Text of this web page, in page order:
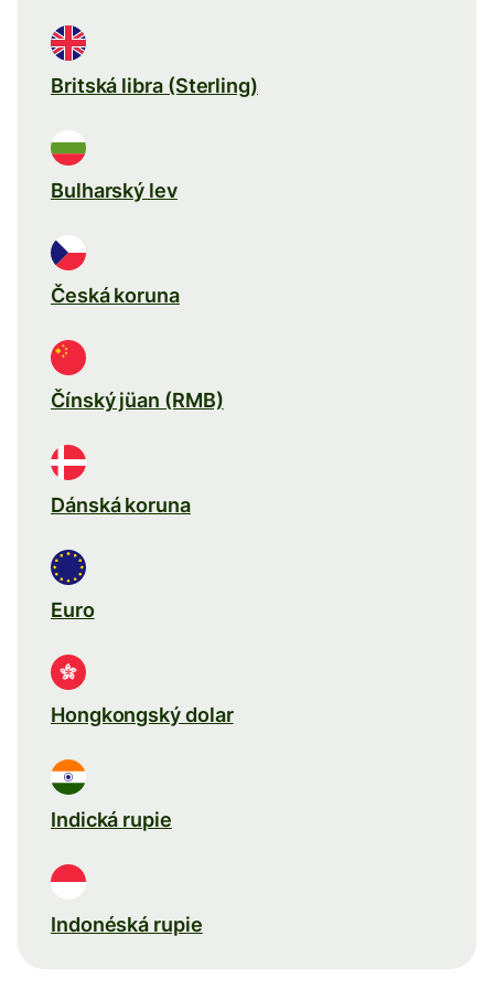
Britská libra (Sterling)
Bulharský lev
Česká koruna
Čínský jüan (RMB)
Dánská koruna
Euro
Hongkongský dolar
Indická rupie
Indonéská rupie